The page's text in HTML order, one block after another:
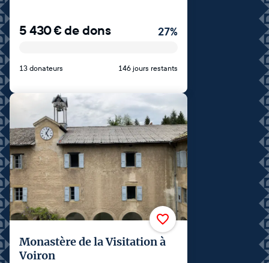
5 430€de dons 27%
13 donateurs 146 jours restants
Monastère de la Visitation à
Voiron